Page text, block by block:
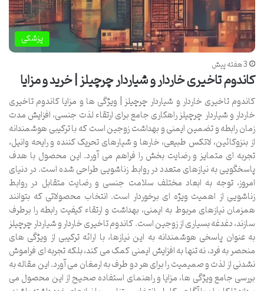
پزشکی
3 هفته پیش
کاندوم تاخیری خاردار و شیاردار چرچیلز | خرید و مزایا
کاندوم تاخیری خاردار و شیاردار چرچیلز | ویژگی ها و مزایا کاندوم تاخیری
خاردار و شیاردار چرچیلز راهکاری جامع برای ارتقاء لذت جنسی، افزایش مدت
زمان رابطه و تضمین ایمنی و بهداشت زوجین است که با ترکیبی هوشمندانه
از بنزوکائین، لاتکس طبیعی، خارها و شیارهای تحریک کننده و رایحه وانیل،
تجربه ای متمایز و رضایت بخش را فراهم می آورد. این محصول با هدف
پاسخگویی به نیازهای متعدد در روابط زناشویی طراحی شده است. در دنیای
امروز، توجه به ابعاد مختلف سلامت جنسی و رضایت متقابل در روابط
زناشویی از اهمیت ویژه ای برخوردار است. انتخاب محصولاتی که بتوانند
همزمان نیازهای مربوط به ایمنی، بهداشت و ارتقاء کیفیت رابطه را برطرف
سازند، دغدغه بسیاری از زوجین است. کاندوم تاخیری خاردار و شیاردار چرچیلز
به عنوان پاسخی هوشمندانه به این نیازها، با ارائه ترکیبی از ویژگی های
منحصر به فرد، نه تنها به افزایش ایمنی کمک می کند، بلکه تجربه ای فراموش
نشدنی از لذت و صمیمیت را برای هر دو طرف به ارمغان می آورد. این مقاله به
بررسی جامع ویژگی ها، مزایا و راهنمای استفاده صحیح از این محصول می